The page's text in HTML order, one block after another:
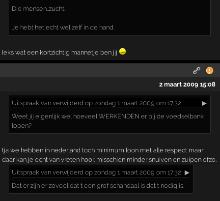
Die mensen..zucht.
Je hebt het echt wel zelf in de hand.
Ieks wat een kortzichtig mannetje ben jij
2 maart 2009 15:08
Uitspraak van verwijderd op zondag 1 maart 2009 om 17:32:
▶
Weet jij eigenlijk wel hoeveel WERKENDEN er bij de voedselbank
lopen?
tja we hebben in nederland toch minimum loon met alle respect maar
daar kan je echt van vreten hoor. misschien minder snuiven en zuipen ofzo.
Uitspraak van verwijderd op zondag 1 maart 2009 om 17:32: ▶
Dat er zijn er zoveel dat t een grof schandaal is dat t nodig is.